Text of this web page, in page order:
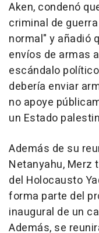
Aken, condenó
criminal de
normal" y añadió
envíos de armas
escándalo
debería enviar
no apoye
un Estado
Además de su
Netanyahu, Merz
del Holocausto
forma parte del
inaugural de un
Además, se